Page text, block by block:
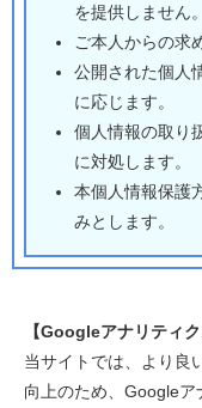
を提供しません。
ご本人からの求
公開された個人
に応じます。
個人情報の取り
に対処します。
本個人情報保護
みとします。
【Googleアナリティ
当サイトでは、より良
向上のため、Google